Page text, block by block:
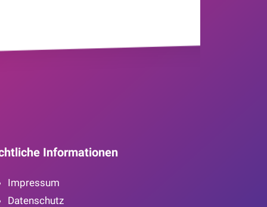
Informationen
Impressum
Datenschutz